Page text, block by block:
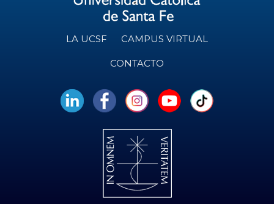
LA UCSF CAMPUS VIRTUAL
CONTACTO